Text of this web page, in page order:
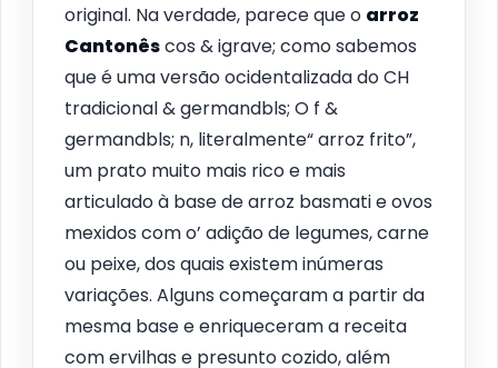
original. Na verdade, parece que o arroz
Cantonêscos & igrave; como sabemos
que é uma versão ocidentalizada do CH
tradicional & germandbls; O f &
germandbls; n, literalmente“ arroz frito”,
um prato muito mais rico e mais
articulado à base de arroz basmati e ovos
mexidos com o’ adição de legumes, carne
ou peixe, dos quais existem inúmeras
variações. Alguns começaram a partir da
mesma base e enriqueceram a receita
com ervilhas e presunto cozido, além